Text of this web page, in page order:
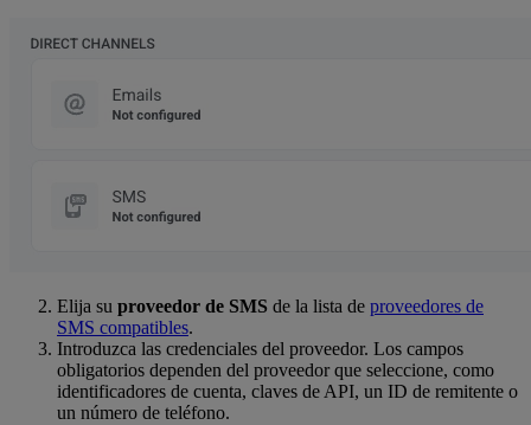
Elija su proveedor de SMS de la lista de proveedores de
SMS compatibles.
Introduzca las credenciales del proveedor. Los campos
obligatorios dependen del proveedor que seleccione, como
identificadores de cuenta, claves de API, un ID de remitente o
un número de teléfono.